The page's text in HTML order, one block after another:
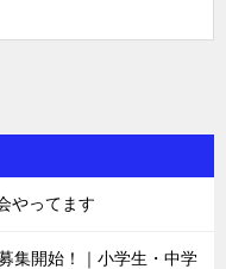
やってます
集開始！｜小学生・中学